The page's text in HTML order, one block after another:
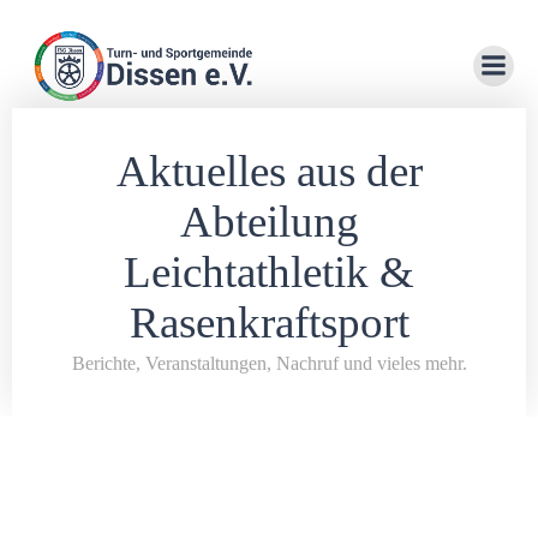
Aktuelles aus der
Abteilung
Leichtathletik &
Rasenkraftsport
Berichte, Veranstaltungen, Nachruf und vieles mehr.